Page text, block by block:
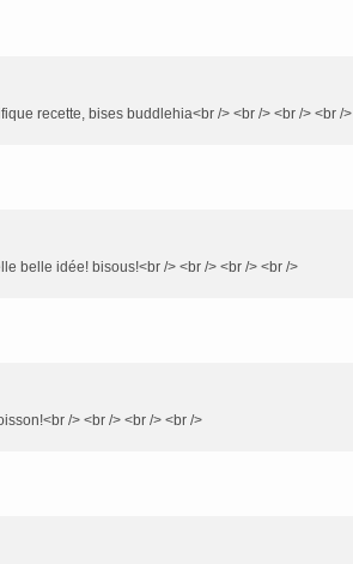
recette, bises buddlehia<br /> <br /> <br /> <br />
belle idée! bisous!<br /> <br /> <br /> <br />
/> <br /> <br /> <br />